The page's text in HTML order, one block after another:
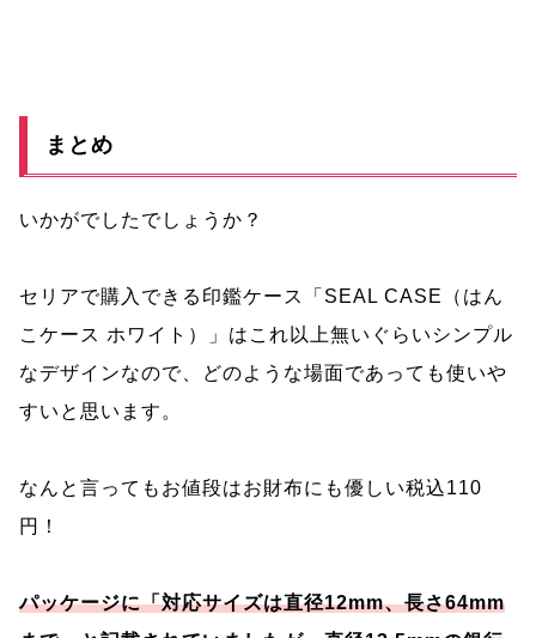
まとめ
いかがでしたでしょうか？
セリアで購入できる印鑑ケース「SEAL CASE（はん
こケース ホワイト）」はこれ以上無いぐらいシンプル
なデザインなので、どのような場面であっても使いや
すいと思います。
なんと言ってもお値段はお財布にも優しい税込110
円！
パッケージに「対応サイズは直径12mm、長さ64mm